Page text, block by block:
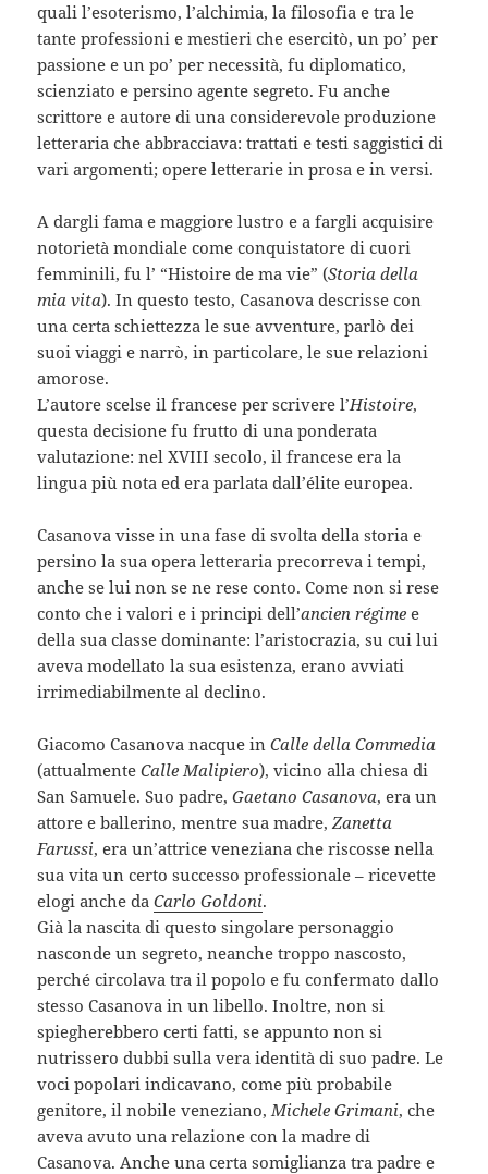
quali l’esoterismo, l’alchimia, la filosofia e tra le
tante professioni e mestieri che esercitò, un po’ per
passione e un po’ per necessità, fu diplomatico,
scienziato e persino agente segreto. Fu anche
scrittore e autore di una considerevole produzione
letteraria che abbracciava: trattati e testi saggistici di
vari argomenti; opere letterarie in prosa e in versi.
A dargli fama e maggiore lustro e a fargli acquisire
notorietà mondiale come conquistatore di cuori
femminili, fu l’ “Histoire de ma vie” (Storia della
mia vita). In questo testo, Casanova descrisse con
una certa schiettezza le sue avventure, parlò dei
suoi viaggi e narrò, in particolare, le sue relazioni
amorose.
L’autore scelse il francese per scrivere l’Histoire,
questa decisione fu frutto di una ponderata
valutazione: nel XVIII secolo, il francese era la
lingua più nota ed era parlata dall’élite europea.
Casanova visse in una fase di svolta della storia e
persino la sua opera letteraria precorreva i tempi,
anche se lui non se ne rese conto. Come non si rese
conto che i valori e i principi dell’ancien régime e
della sua classe dominante: l’aristocrazia, su cui lui
aveva modellato la sua esistenza, erano avviati
irrimediabilmente al declino.
Giacomo Casanova nacque inCalle della Commedia
(attualmenteCalle Malipiero), vicino alla chiesa di
San Samuele. Suo padre,Gaetano Casanova, era un
attore e ballerino, mentre sua madre,Zanetta
Farussi, era un’attrice veneziana che riscosse nella
sua vita un certo successo professionale – ricevette
elogi anche daCarlo Goldoni.
Già la nascita di questo singolare personaggio
nasconde un segreto, neanche troppo nascosto,
perché circolava tra il popolo e fu confermato dallo
stesso Casanova in un libello. Inoltre, non si
spiegherebbero certi fatti, se appunto non si
nutrissero dubbi sulla vera identità di suo padre. Le
voci popolari indicavano, come più probabile
genitore, il nobile veneziano, Michele Grimani, che
aveva avuto una relazione con la madre di
Casanova. Anche una certa somiglianza tra padre e